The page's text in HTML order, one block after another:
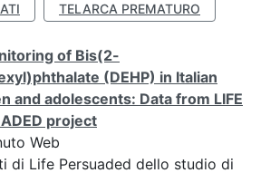
TELARCA PREMATURO
of Bis(2-
(DEHP) in Italian
and adolescents: Data from LIFE
project
Web
di Life Persuaded dello studio di